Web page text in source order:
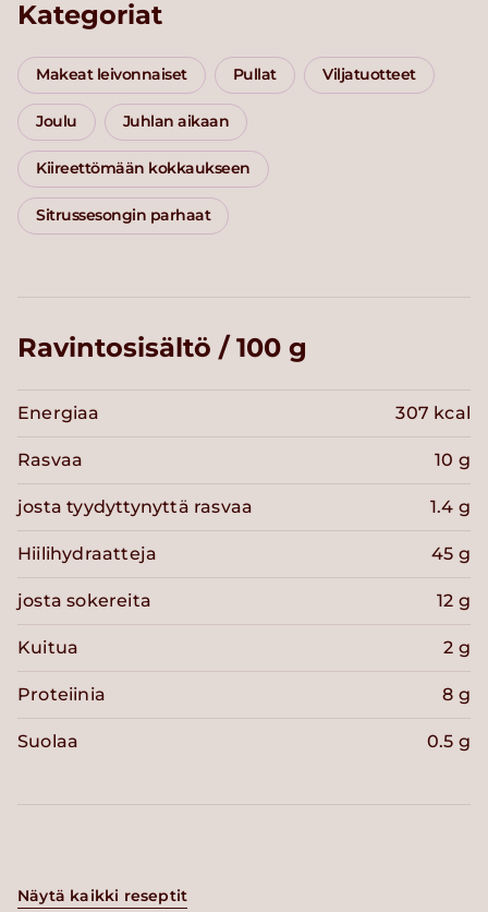
Kategoriat
Makeat leivonnaiset Pullat Viljatuotteet
Joulu Juhlan aikaan
Kiireettömään kokkaukseen
Sitrussesongin parhaat
Ravintosisältö / 100 g
Energiaa 307 kcal
Rasvaa 10 g
josta tyydyttynyttä rasvaa 1.4 g
Hiilihydraatteja 45 g
josta sokereita 12 g
Kuitua 2 g
Proteiinia 8 g
Suolaa 0.5 g
Näytä kaikki reseptit